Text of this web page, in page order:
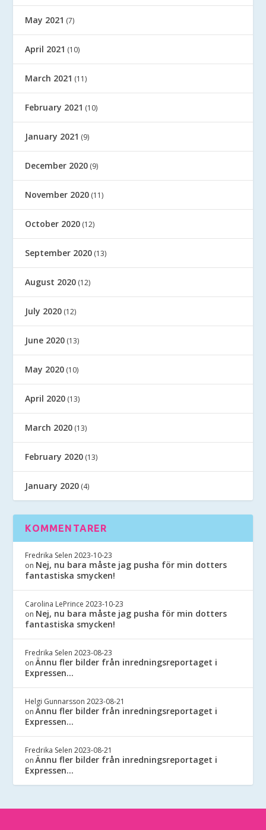
May 2021 (7)
April 2021 (10)
March 2021 (11)
February 2021 (10)
January 2021 (9)
December 2020 (9)
November 2020 (11)
October 2020 (12)
September 2020 (13)
August 2020 (12)
July 2020 (12)
June 2020 (13)
May 2020 (10)
April 2020 (13)
March 2020 (13)
February 2020 (13)
January 2020 (4)
KOMMENTARER
Fredrika Selen 2023-10-23
on Nej, nu bara måste jag pusha för min dotters
fantastiska smycken!
Carolina LePrince 2023-10-23
on Nej, nu bara måste jag pusha för min dotters
fantastiska smycken!
Fredrika Selen 2023-08-23
onÄnnu fler bilder från inredningsreportaget i
Expressen…
Helgi Gunnarsson 2023-08-21
onÄnnu fler bilder från inredningsreportaget i
Expressen…
Fredrika Selen 2023-08-21
onÄnnu fler bilder från inredningsreportaget i
Expressen…